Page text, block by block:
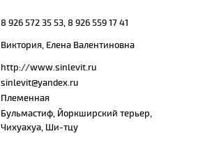
8 926 572 35 53, 8 926 559 17 41
Виктория, Елена Валентиновна
http://www.sinlevit.ru
sinlevit@yandex.ru
Племенная
Бульмастиф, Йоркширский терьер,
Чихуахуа, Ши-тцу